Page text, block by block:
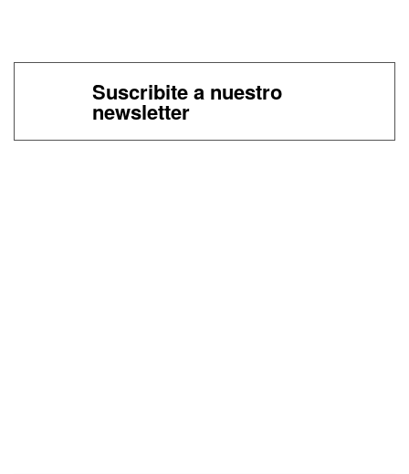
Suscribite a nuestro
newsletter